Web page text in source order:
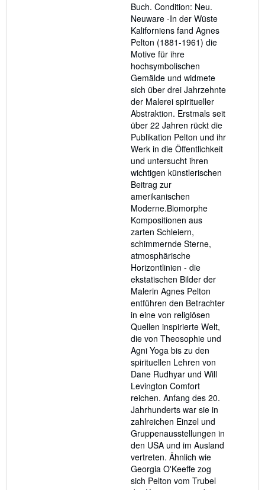
out
of
5
stars
Buch. Condition: Neu.
Neuware -In der Wüste
Kaliforniens fand Agnes
Pelton (1881-1961) die
Motive für ihre
hochsymbolischen
Gemälde und widmete
sich über drei Jahrzehnte
der Malerei spiritueller
Abstraktion. Erstmals seit
über 22 Jahren rückt die
Publikation Pelton und ihr
Werk in die Öffentlichkeit
und untersucht ihren
wichtigen künstlerischen
Beitrag zur
amerikanischen
Moderne.Biomorphe
Kompositionen aus
zarten Schleiern,
schimmernde Sterne,
atmosphärische
Horizontlinien - die
ekstatischen Bilder der
Malerin Agnes Pelton
entführen den Betrachter
in eine von religiösen
Quellen inspirierte Welt,
die von Theosophie und
Agni Yoga bis zu den
spirituellen Lehren von
Dane Rudhyar und Will
Levington Comfort
reichen. Anfang des 20.
Jahrhunderts war sie in
zahlreichen Einzel und
Gruppenausstellungen in
den USA und im Ausland
vertreten. Ähnlich wie
Georgia O'Keeffe zog
sich Pelton vom Trubel